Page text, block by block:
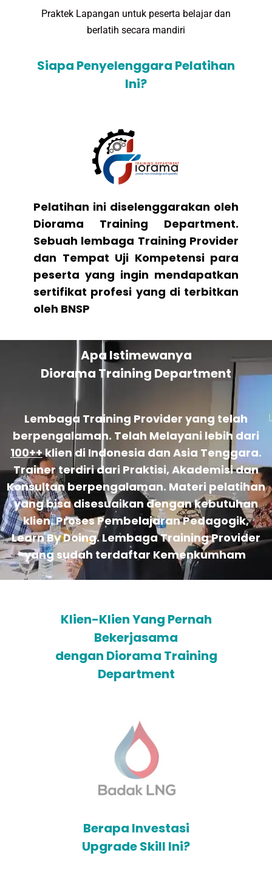
Praktek Lapangan untuk peserta belajar dan
berlatih secara mandiri
Siapa Penyelenggara Pelatihan
Ini?
Pelatihan ini diselenggarakan oleh
Diorama Training Department.
Sebuah lembaga Training Provider
dan Tempat Uji Kompetensi para
peserta yang ingin mendapatkan
sertifikat profesi yang di terbitkan
oleh BNSP
Apa Istimewanya
Diorama Training Department
Lembaga Training Provider yang telah
berpengalaman. Telah Melayani lebih dari
100++klien di Indonesia dan Asia Tenggara.
Trainer terdiri dari Praktisi, Akademisi dan
Konsultan berpengalaman. Materi pelatihan
yang bisa disesuaikan dengan kebutuhan
klien. Proses Pembelajaran Pedagogik,
Learn By Doing. Lembaga Training Provider
yang sudah terdaftar Kemenkumham
Klien-Klien Yang Pernah
Bekerjasama
dengan Diorama Training
Department
Berapa Investasi
Upgrade Skill Ini?